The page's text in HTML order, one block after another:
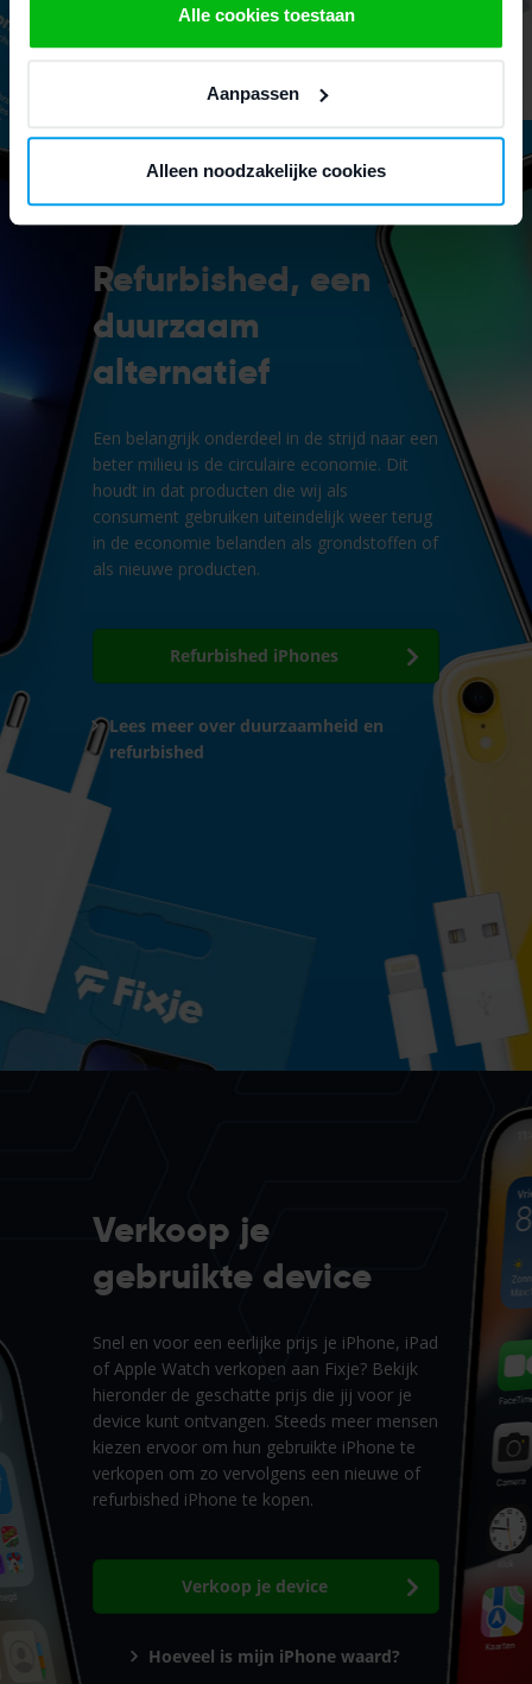
We werken samen met21 derdendie uw gegevens
kunnen ontvangen en verwerken.
Alle cookies toestaan
Aanpassen
Alleen noodzakelijke cookies
Refurbished, een
duurzaam
alternatief
Een belangrijk onderdeel in de strijd naar een
beter milieu is de circulaire economie. Dit
houdt in dat producten die wij als
consument gebruiken uiteindelijk weer terug
in de economie belanden als grondstoffen of
als nieuwe producten.
Refurbished iPhones
Lees meer over duurzaamheid en
refurbished
Verkoop je
gebruikte device
Snel en voor een eerlijke prijs je iPhone, iPad
of Apple Watch verkopen aan Fixje? Bekijk
hieronder de geschatte prijs die jij voor je
device kunt ontvangen. Steeds meer mensen
kiezen ervoor om hun gebruikte iPhone te
verkopen om zo vervolgens een nieuwe of
refurbished iPhone te kopen.
Verkoop je device
Hoeveel is mijn iPhone waard?